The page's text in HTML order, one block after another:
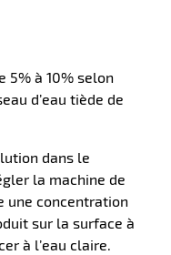
5% à 10% selon
d’eau tiède de
dans le
la machine de
une concentration
sur la surface à
à l’eau claire.